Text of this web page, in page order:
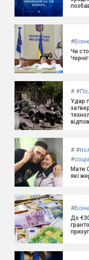
#
Чи
# #
Удар
# #
#
Мати
які
#
До